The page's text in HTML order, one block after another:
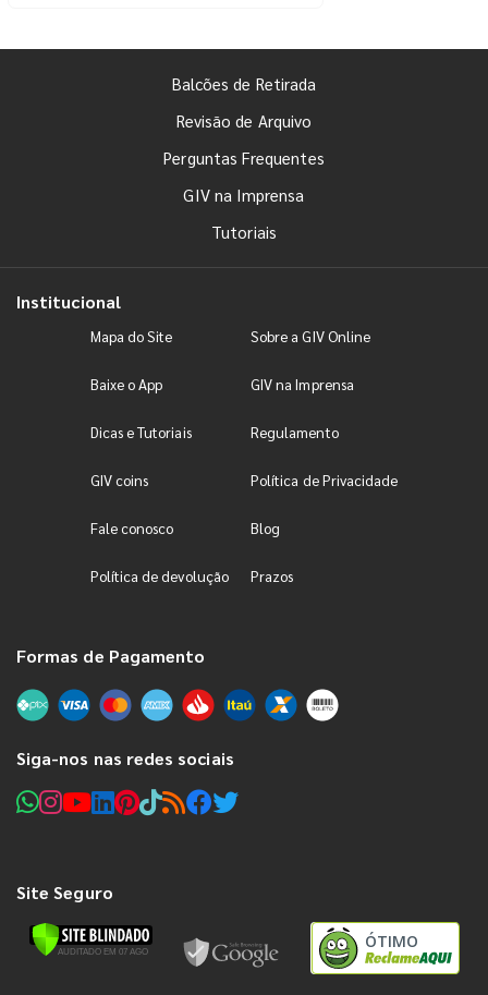
Balcões de Retirada
Revisão de Arquivo
Perguntas Frequentes
GIV na Imprensa
Tutoriais
Institucional
Mapa do Site Sobre a GIV Online
Baixe o App GIV na Imprensa
Dicas e Tutoriais Regulamento
GIV coins Política de Privacidade
Fale conosco Blog
Política de devolução Prazos
Formas de Pagamento
Siga-nos nas redes sociais
Site Seguro
ÓTIMO